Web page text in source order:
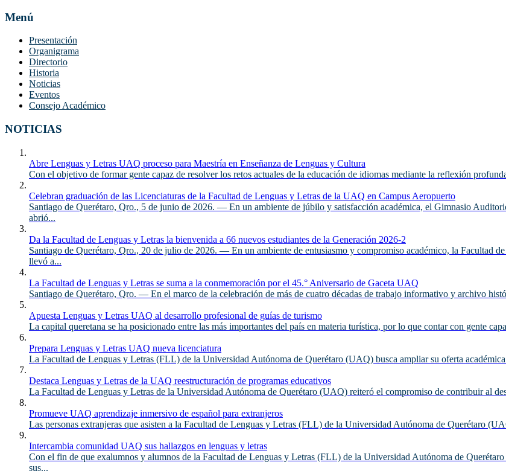
Menú
Presentación
Organigrama
Directorio
Historia
Noticias
Eventos
Consejo Académico
NOTICIAS
Abre Lenguas y Letras UAQ proceso para Maestría en Enseñanza de Lenguas y Cultura
Con el objetivo de formar gente capaz de resolver los retos actuales de la educación de idiomas mediante la reflexión
Celebran graduación de las Licenciaturas de la Facultad de Lenguas y Letras de la UAQ en Campus Aeropuerto
Santiago de Querétaro, Qro., 5 de junio de 2026. — En un ambiente de júbilo y satisfacción académica, el Gimnasio
abrió...
Da la Facultad de Lenguas y Letras la bienvenida a 66 nuevos estudiantes de la Generación 2026-2
Santiago de Querétaro, Qro., 20 de julio de 2026. — En un ambiente de entusiasmo y compromiso académico, la Facultad
llevó a...
La Facultad de Lenguas y Letras se suma a la conmemoración por el 45.° Aniversario de Gaceta UAQ
Santiago de Querétaro, Qro. — En el marco de la celebración de más de cuatro décadas de trabajo informativo y archivo
Apuesta Lenguas y Letras UAQ al desarrollo profesional de guías de turismo
La capital queretana se ha posicionado entre las más importantes del país en materia turística, por lo que contar con gente
Prepara Lenguas y Letras UAQ nueva licenciatura
La Facultad de Lenguas y Letras (FLL) de la Universidad Autónoma de Querétaro (UAQ) busca ampliar su oferta
Destaca Lenguas y Letras de la UAQ reestructuración de programas educativos
La Facultad de Lenguas y Letras de la Universidad Autónoma de Querétaro (UAQ) reiteró el compromiso de contribuir al
Promueve UAQ aprendizaje inmersivo de español para extranjeros
Las personas extranjeras que asisten a la Facultad de Lenguas y Letras (FLL) de la Universidad Autónoma de Querétaro
Intercambia comunidad UAQ sus hallazgos en lenguas y letras
Con el fin de que exalumnos y alumnos de la Facultad de Lenguas y Letras (FLL) de la Universidad Autónoma de
sus...